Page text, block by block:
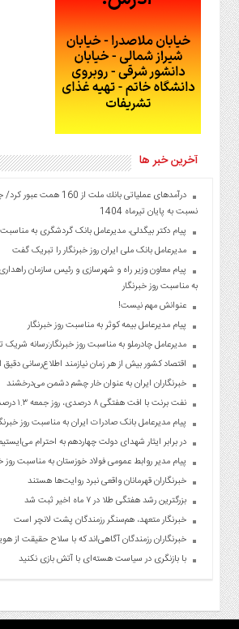
آخرین خبر ها
نسبت به پایان تیرماه 1404
پیام دکتر بیگدلی، مدیرعامل بانک گردشگری به مناسبت
مدیرعامل بانک ملی ایران روز خبرنگار را تبریک گفت
پیام معاون وزیر راه و شهرسازی و رئیس سازمان
به مناسبت روز خبرنگار
عنوانش مهم نیست!
پیام مدیرعامل بیمه کوثر به مناسبت روز خبرنگار
مدیرعامل چادرملو به مناسبت روز خبرنگار:رسانه
اقتصاد کشور بیش از هر زمان نیازمند اطلاع‌رسانی
خبرنگاران ایران به عنوان خار چشم دشمن می‌درخشند
نفت برنت با افت هفتگی ۸ درصدی، روز جمعه ۱.۳ درصد رشد کرد
پیام مدیرعامل بانک صادرات ایران به مناسبت روز
در برابر ایثار شهدای دولت چهاردهم به احترام
پیام مدیر روابط عمومی فولاد خوزستان به مناسبت روز
خبرنگاران قهرمانان واقعی نبرد روایت‌ها هستند
بزرگترین رشد هفتگی طلا در ۷ ماه اخیر ثبت شد
خبرنگار متعهد، هم‌سنگر رزمندگان پشت لانچر است
خبرنگاران رزمندگان آگاهی‌اند که با سلاح حقیقت از
با بازنگری در سیاست هسته‌ای با آتش بازی نکنید